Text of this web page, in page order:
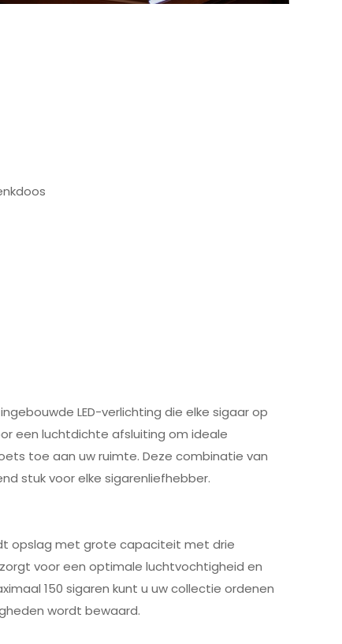
LED-verlichting die elke sigaar op
een luchtdichte afsluiting om ideale
toe aan uw ruimte. Deze combinatie van
stuk voor elke sigarenliefhebber.
opslag met grote capaciteit met drie
voor een optimale luchtvochtigheid en
150 sigaren kunt u uw collectie ordenen
wordt bewaard.